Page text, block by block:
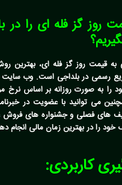
روز گز فله ای را در
بهقیمت روز گز فله ای، بهترین
رسمی در بلداجی است. وب سایت
را به صورت روزانه بر اساس نرخ
می توانید با عضویت در
های فصلی و جشنواره های
را در بهترین زمان مالی انجام
کاربردی: